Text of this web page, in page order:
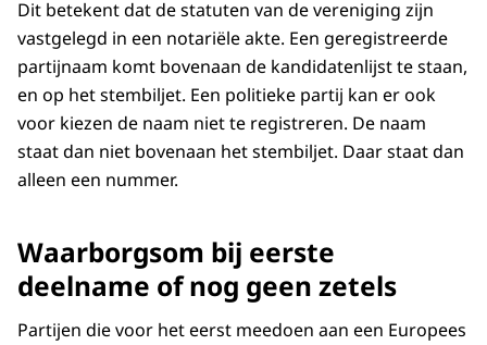
Dit betekent dat de statuten van de vereniging zijn
vastgelegd in een notariële akte. Een geregistreerde
partijnaam komt bovenaan de kandidatenlijst te staan,
en op het stembiljet. Een politieke partij kan er ook
voor kiezen de naam niet te registreren. De naam
staat dan niet bovenaan het stembiljet. Daar staat dan
alleen een nummer.
Waarborgsom bij eerste
deelname of nog geen zetels
Partijen die voor het eerst meedoen aan een Europees